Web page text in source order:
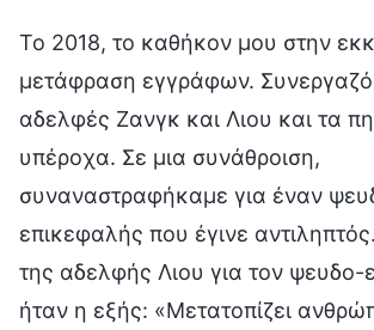
Το 2018, το καθήκον μου στην
μετάφραση εγγράφων.
αδελφές Ζανγκ και Λιου και τα
υπέροχα. Σε μια συνάθροιση,
συναναστραφήκαμε για έναν
επικεφαλής που έγινε
της αδελφής Λιου για τον ψευδο-
ήταν η εξής: «Μετατοπίζει